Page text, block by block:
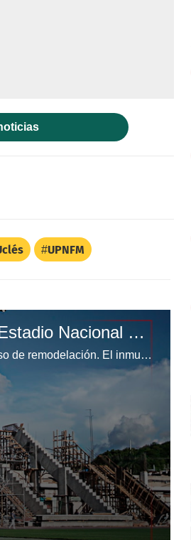
UPNFM
Los avances en las graderías del Estadio Nacional Chelato Uclés
El Estadio Nacional Chelato Uclés sigue en proceso de remodelación. El inmueble capitalino será el lugar donde se disputen los encuentros de Nations League entre Honduras contra Trinidad y Tobago y Jamaica. Las autoridades del país han sustituido el engramillado y ahora trabajan en las graderías. Así lucen hasta ahora.